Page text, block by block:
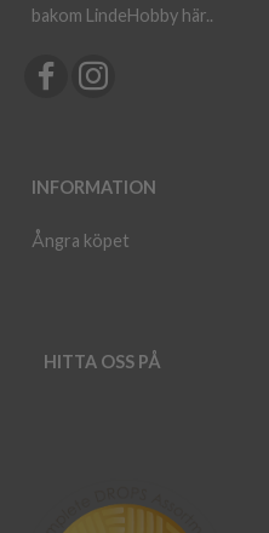
bakom LindeHobby här..
INFORMATION
Ångra köpet
HITTA OSS PÅ